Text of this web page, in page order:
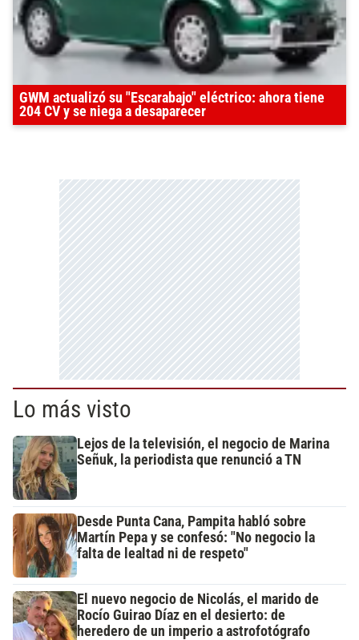
GWM actualizó su "Escarabajo" eléctrico: ahora tiene
204 CV y se niega a desaparecer
Lo más visto
Lejos de la televisión, el negocio de Marina
Señuk, la periodista que renunció a TN
Desde Punta Cana, Pampita habló sobre
Martín Pepa y se confesó: "No negocio la
falta de lealtad ni de respeto"
El nuevo negocio de Nicolás, el marido de
Rocío Guirao Díaz en el desierto: de
heredero de un imperio a astrofotógrafo